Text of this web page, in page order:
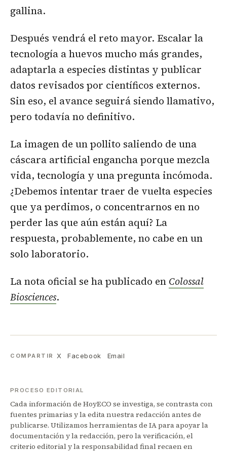
gallina.
Después vendrá el reto mayor. Escalar la
tecnología a huevos mucho más grandes,
adaptarla a especies distintas y publicar
datos revisados por científicos externos.
Sin eso, el avance seguirá siendo llamativo,
pero todavía no definitivo.
La imagen de un pollito saliendo de una
cáscara artificial engancha porque mezcla
vida, tecnología y una pregunta incómoda.
¿Debemos intentar traer de vuelta especies
que ya perdimos, o concentrarnos en no
perder las que aún están aquí? La
respuesta, probablemente, no cabe en un
solo laboratorio.
La nota oficial se ha publicado en Colossal
Biosciences.
COMPARTIR X Facebook Email
PROCESO EDITORIAL
Cada información de HoyECO se investiga, se contrasta con
fuentes primarias y la edita nuestra redacción antes de
publicarse. Utilizamos herramientas de IA para apoyar la
documentación y la redacción, pero la verificación, el
criterio editorial y la responsabilidad final recaen en